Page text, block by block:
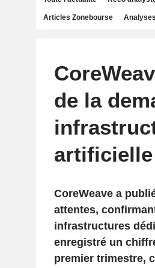
Articles Zonebourse
de la
artificielle
CoreWeave a
attentes,
infrastructures
enregistré un
premier trimestre,